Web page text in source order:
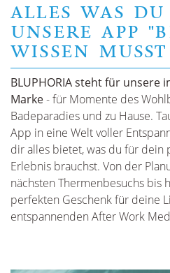
ALLES WAS
UNSERE APP
WISSEN MUSST
BLUPHORIA steht für unsere
Marke- für Momente des
Badeparadies und zu Hause.
App in eine Welt voller
dir alles bietet, was du für dein
Erlebnis brauchst. Von der
nächsten Thermenbesuchs bis
perfekten Geschenk für deine
entspannenden After Work